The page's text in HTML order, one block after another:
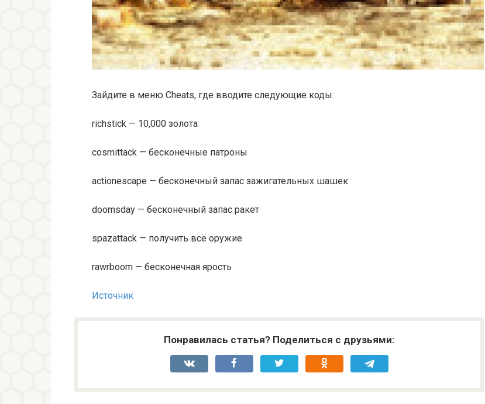
Зайдите в меню Cheats, где вводите следующие коды:
richstick — 10,000 золота
cosmittack — бесконечные патроны
actionescape — бесконечный запас зажигательных шашек
doomsday — бесконечный запас ракет
spazattack — получить всё оружие
rawrboom — бесконечная ярость
Источник
Понравилась статья? Поделиться с друзьями: